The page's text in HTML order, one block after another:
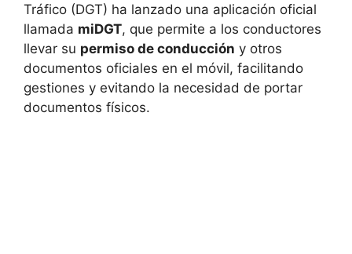
Tráfico (DGT) ha lanzado una aplicación oficial
llamada miDGT, que permite a los conductores
llevar su permiso de conducción y otros
documentos oficiales en el móvil, facilitando
gestiones y evitando la necesidad de portar
documentos físicos.